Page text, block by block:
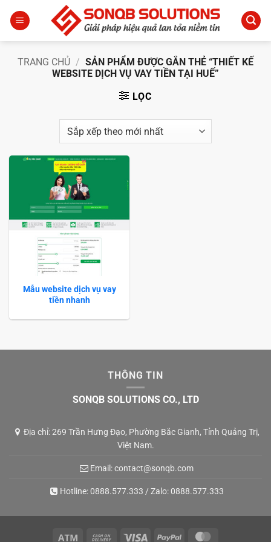
qua
TRANG CHỦ / SẢN PHẨM ĐƯỢC GẮN THẺ “THIẾT KẾ
WEBSITE DỊCH VỤ VAY TIỀN TẠI HUẾ”
LỌC
Mẫu website dịch vụ vay
tiền nhanh
THÔNG TIN
SONQB SOLUTIONS CO., LTD
Địa chỉ: 269 Trần Hưng Đạo, Phường Bắc Gianh, Tỉnh Quảng Trị,
Việt Nam.
Email:contact@sonqb.com
Hotline:0888.577.333 / Zalo:0888.577.333
Atm Cash Visa PayPal